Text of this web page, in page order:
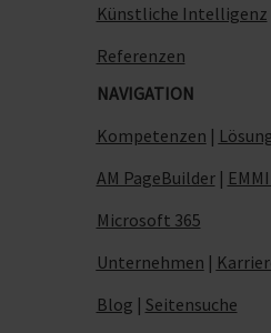
Künstliche Intelligenz
Referenzen
NAVIGATION
Kompetenzen |
AM PageBuilder|
Microsoft 365
Unternehmen |
Blog | Seitensuche